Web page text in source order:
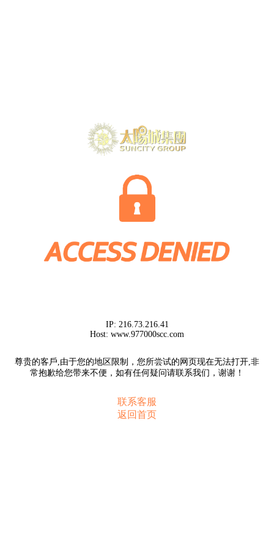
IP: 216.73.216.41
Host: www.977000scc.com
尊贵的客戶,由于您的地区限制，您所尝试的网页现在无法打开,非
常抱歉给您带来不便，如有任何疑问请联系我们，谢谢！
联系客服
返回首页